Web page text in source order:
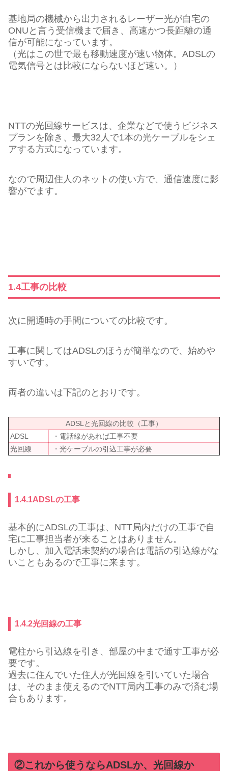
基地局の機械から出力されるレーザー光が自宅の
ONUと言う受信機まで届き、高速かつ長距離の通
信が可能になっています。
（光はこの世で最も移動速度が速い物体。ADSLの
電気信号とは比較にならないほど速い。）
NTTの光回線サービスは、企業などで使うビジネス
プランを除き、最大32人で1本の光ケーブルをシェ
アする方式になっています。
なので周辺住人のネットの使い方で、通信速度に影
響がでます。
1.4工事の比較
次に開通時の手間についての比較です。
工事に関してはADSLのほうが簡単なので、始めや
すいです。
両者の違いは下記のとおりです。
ADSLと光回線の比較（工事）
ADSL
・電話線があれば工事不要
光回線
・光ケーブルの引込工事が必要
1.4.1ADSLの工事
基本的にADSLの工事は、NTT局内だけの工事で自
宅に工事担当者が来ることはありません。
しかし、加入電話未契約の場合は電話の引込線がな
いこともあるので工事に来ます。
1.4.2光回線の工事
電柱から引込線を引き、部屋の中まで通す工事が必
要です。
過去に住んでいた住人が光回線を引いていた場合
は、そのまま使えるのでNTT局内工事のみで済む場
合もあります。
②これから使うならADSLか、光回線か